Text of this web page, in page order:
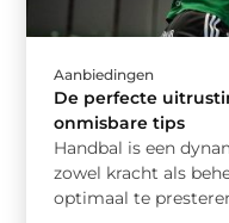
Aanbiedingen
De perfecte
onmisbare tips
Handbal is een
zowel kracht als
optimaal te